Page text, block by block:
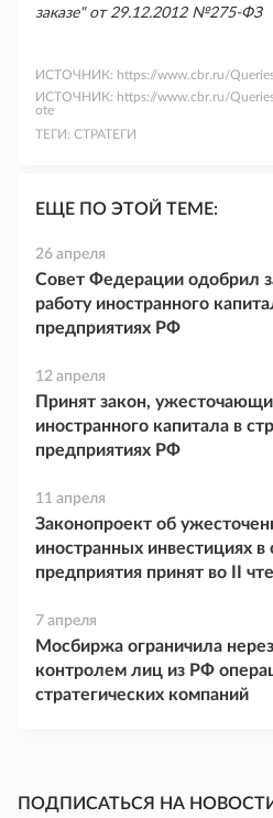
заказе" от 29.12.2012 №275-ФЗ
ИСТОЧНИК: https://www.cbr.ru/
ИСТОЧНИК: https://www.cbr.ru/
ote
ТЕГИ: СТРАТЕГИ
ЕЩЕ ПО ЭТОЙ ТЕМЕ:
26 апреля
Совет Федерации одобрил
работу иностранного
предприятиях РФ
12 апреля
Принят закон,
иностранного капитала в
предприятиях РФ
11 апреля
Законопроект об
иностранных инвестициях в
предприятия принят во II
7 апреля
Мосбиржа ограничила
контролем лиц из РФ
стратегических компаний
ПОДПИСАТЬСЯ НА